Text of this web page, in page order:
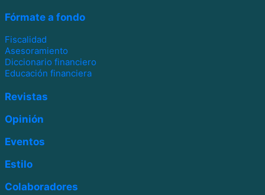
Fórmate a fondo
Fiscalidad
Asesoramiento
Diccionario financiero
Educación financiera
Revistas
Opinión
Eventos
Estilo
Colaboradores